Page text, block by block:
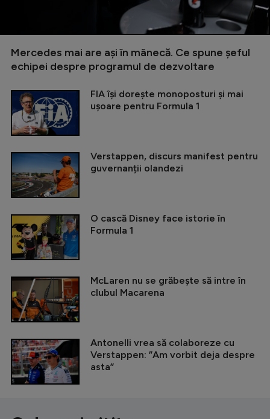
Mercedes mai are ași în mânecă. Ce spune șeful
echipei despre programul de dezvoltare
FIA își dorește monoposturi și mai
ușoare pentru Formula 1
Verstappen, discurs manifest pentru
guvernanții olandezi
O cască Disney face istorie în
Formula 1
McLaren nu se grăbește să intre în
clubul Macarena
Antonelli vrea să colaboreze cu
Verstappen: ”Am vorbit deja despre
asta”